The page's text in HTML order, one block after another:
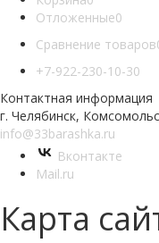
Отложенные0
Сравнение товаров
+7-922-230-10-30
Контактная информация
г. Челябинск,
info@33barashka.ru
Вконтакте
Mail.ru
Карта